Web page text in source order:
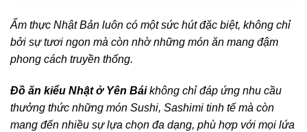
Ẩm thực Nhật Bản luôn có một sức hút đặc biệt, không chỉ
bởi sự tươi ngon mà còn nhờ những món ăn mang đậm
phong cách truyền thống.
Đồ ăn kiểu Nhật ở Yên Báikhông chỉ đáp ứng nhu cầu
thưởng thức những món Sushi, Sashimi tinh tế mà còn
mang đến nhiều sự lựa chọn đa dạng, phù hợp với mọi lứa